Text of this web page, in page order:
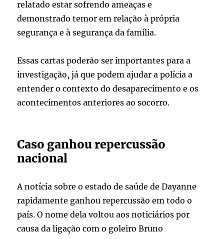
relatado estar sofrendo ameaças e
demonstrado temor em relação à própria
segurança e à segurança da família.
Essas cartas poderão ser importantes para a
investigação, já que podem ajudar a polícia a
entender o contexto do desaparecimento e os
acontecimentos anteriores ao socorro.
Caso ganhou repercussão
nacional
A notícia sobre o estado de saúde de Dayanne
rapidamente ganhou repercussão em todo o
país. O nome dela voltou aos noticiários por
causa da ligação com o goleiro Bruno